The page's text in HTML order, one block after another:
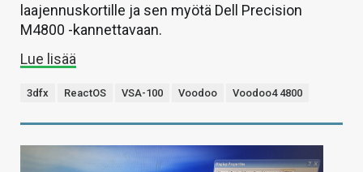
laajennuskortille ja sen myötä Dell Precision
M4800 -kannettavaan.
Lue lisää
3dfx ReactOS VSA-100 Voodoo Voodoo4 4800